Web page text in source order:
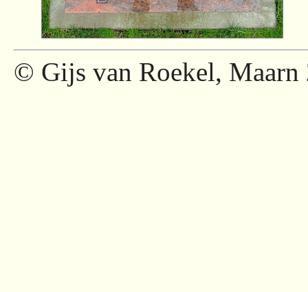
© Gijs van Roekel, Maarn